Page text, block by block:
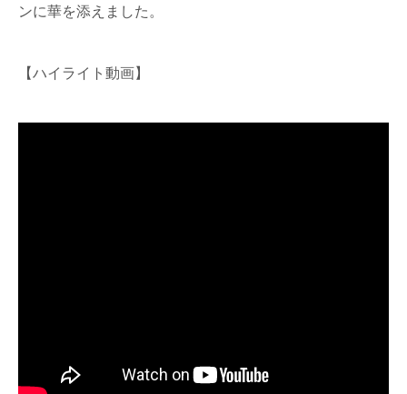
ンに華を添えました。
【ハイライト動画】